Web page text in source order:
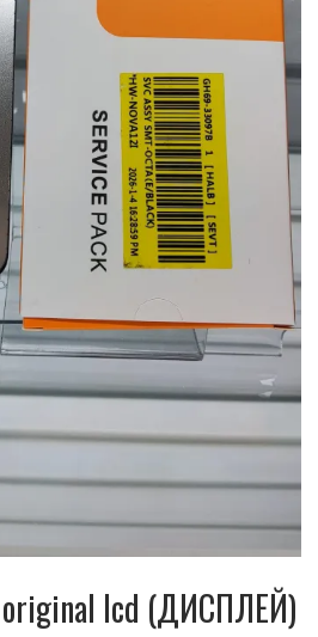
original lcd (ДИСПЛЕЙ)